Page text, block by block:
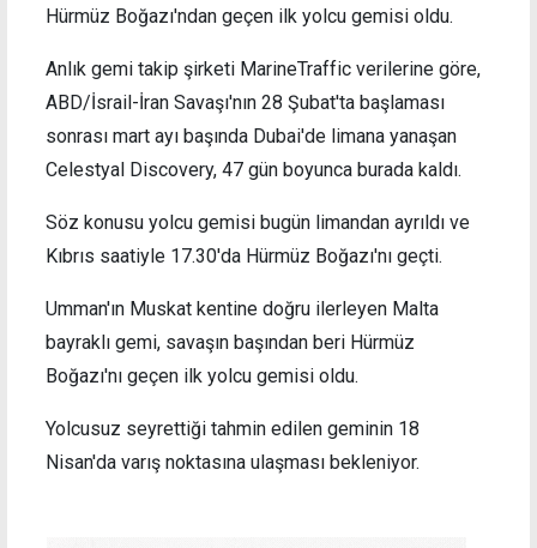
Hürmüz Boğazı'ndan geçen ilk yolcu gemisi oldu.
Anlık gemi takip şirketi MarineTraffic verilerine göre,
ABD/İsrail-İran Savaşı'nın 28 Şubat'ta başlaması
sonrası mart ayı başında Dubai'de limana yanaşan
Celestyal Discovery, 47 gün boyunca burada kaldı.
Söz konusu yolcu gemisi bugün limandan ayrıldı ve
Kıbrıs saatiyle 17.30'da Hürmüz Boğazı'nı geçti.
Umman'ın Muskat kentine doğru ilerleyen Malta
bayraklı gemi, savaşın başından beri Hürmüz
Boğazı'nı geçen ilk yolcu gemisi oldu.
Yolcusuz seyrettiği tahmin edilen geminin 18
Nisan'da varış noktasına ulaşması bekleniyor.